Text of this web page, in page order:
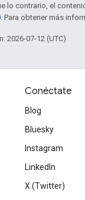
lo contrario, el
. Para obtener más
2026-07-12 (UTC)
Conéctate
Blog
Bluesky
Instagram
LinkedIn
X (Twitter)